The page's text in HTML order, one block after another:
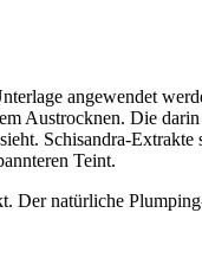
angewendet
Austrocknen. Die
Schisandra-
Teint.
Der natürliche